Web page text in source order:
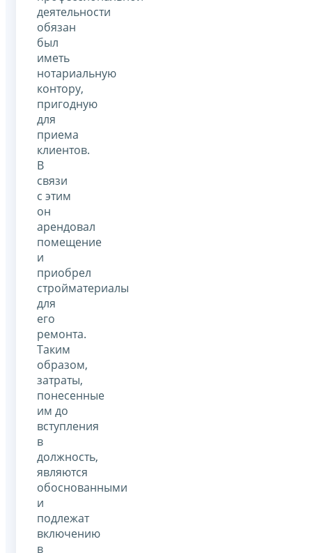
деятельности
обязан
был
иметь
нотариальную
контору,
пригодную
для
приема
клиентов.
В
связи
с этим
он
арендовал
помещение
и
приобрел
стройматериалы
для
его
ремонта.
Таким
образом,
затраты,
понесенные
им до
вступления
в
должность,
являются
обоснованными
и
подлежат
включению
в